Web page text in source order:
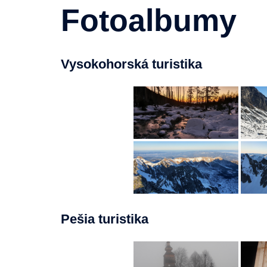
Fotoalbumy
Vysokohorská turistika
Pešia turistika